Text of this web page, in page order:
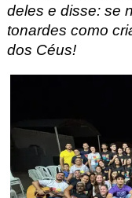
deles e disse: se
tonardes como
dos Céus!